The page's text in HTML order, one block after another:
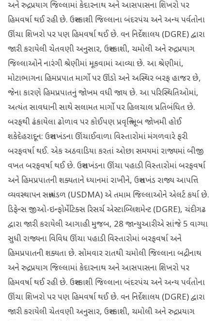
અને રુદ્રપ્રયાગ જિલ્લામાં કેદારનાથ અને આસપાસના શિખરો પર
હિમવર્ષા થઈ રહી છે. ઉત્તરકાશી જિલ્લાના બંદરપંચ અને અન્ય પર્વતોના
ઊંચા શિખરો પર પણ હિમવર્ષા થઈ છે. વન નિર્દેશાલય (DGRE) દ્વારા
જારી કરાયેલી ચેતવણી અનુસાર, ઉત્તરકાશી, ચમોલી અને રુદ્રપ્રયાગ
જિલ્લાઓને નારંગી શ્રેણીમાં મૂકવામાં આવ્યા છે. આ શ્રેણીમાં,
મોટાભાગના હિમપ્રપાત માર્ગો પર ઊંડો અને અસ્થિર બરફ હાજર છે,
જેના કારણે હિમપ્રપાતનું જોખમ વધી જાય છે. આ પરિસ્થિતિઓમાં,
અત્યંત સાવધાની સાથે સલામત માર્ગો પર હિલચાલ પ્રતિબંધિત છે.
બરફથી ઢંકાયેલા ઢોળાવ પર કોઈપણ પ્રવૃત્તિ ખૂબ જોખમી હોઈ
શકેદેહરાદૂન: ઉત્તરાખંડના ઊંચાઈવાળા વિસ્તારોમાં મંગળવારે ફરી
બરફવર્ષા થઈ. એક અઠવાડિયા કરતાં ઓછા સમયમાં રાજ્યમાં બીજી
વખત બરફવર્ષા થઈ છે. ઉત્તરાખંડના ઊંચા પહાડી વિસ્તારોમાં બરફવર્ષા
અને હિમપ્રપાતની શક્યતાને ધ્યાનમાં રાખીને, ઉત્તરાખંડ રાજ્ય આપત્તિ
વ્યવસ્થાપન સત્તામંડળ (USDMA) એ તમામ જિલ્લાઓને એલર્ટ કર્યા છે.
ડિફેન્સ જીઓ-ઇન્ફોર્મેટિક્સ રિસર્ચ એસ્ટાબ્લિશમેન્ટ (DGRE), ચંદીગઢ
દ્વારા જારી કરાયેલી આગાહી મુજબ, 28 જાન્યુઆરીએ સાંજે 5 વાગ્યા
સુધી રાજ્યના વિવિધ ઊંચા પહાડી વિસ્તારોમાં બરફવર્ષા અને
હિમપ્રપાતની શક્યતા છે. સોમવાર રાતથી ચમોલી જિલ્લાના બદ્રીનાથ
અને રુદ્રપ્રયાગ જિલ્લામાં કેદારનાથ અને આસપાસના શિખરો પર
હિમવર્ષા થઈ રહી છે. ઉત્તરકાશી જિલ્લાના બંદરપંચ અને અન્ય પર્વતોના
ઊંચા શિખરો પર પણ હિમવર્ષા થઈ છે. વન નિર્દેશાલય (DGRE) દ્વારા
જારી કરાયેલી ચેતવણી અનુસાર, ઉત્તરકાશી, ચમોલી અને રુદ્રપ્રયાગ